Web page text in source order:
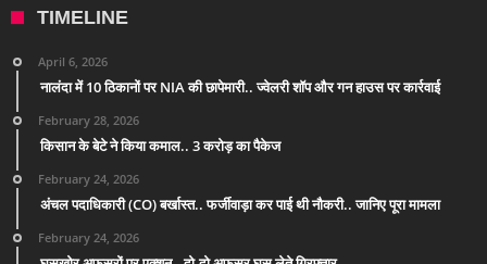
TIMELINE
April 6, 2026
नालंदा में 10 ठिकानों पर NIA की छापेमारी.. ज्वेलरी शॉप और गन हाउस पर कार्रवाई
February 28, 2026
किसान के बेटे ने किया कमाल.. 3 करोड़ का पैकेज
February 24, 2026
अंचल पदाधिकारी (CO) बर्खास्त.. फर्जीवाड़ा कर पाई थी नौकरी.. जानिए पूरा मामला
February 24, 2026